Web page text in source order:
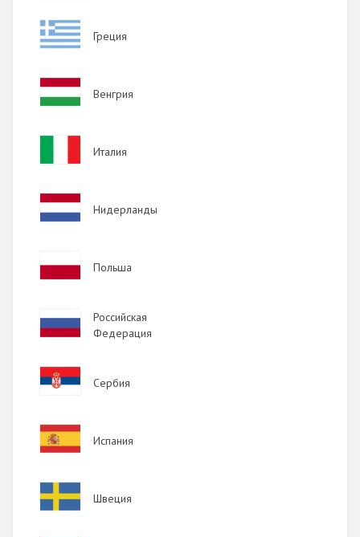
Image
Греция
Image
Венгрия
Италия
Image
Нидерланды
Польша
Image
Российская
Федерация
Image
Сербия
Image
Испания
Image
Швеция